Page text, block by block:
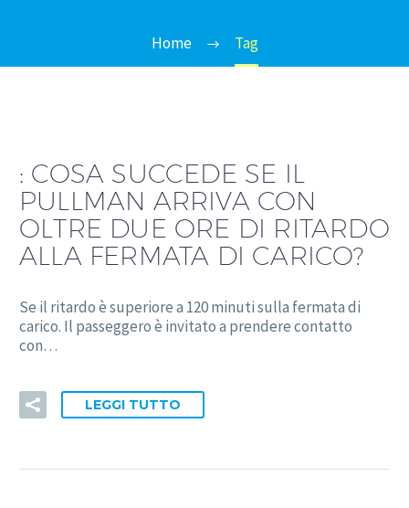
Home Tag
: COSA SUCCEDE SE IL
PULLMAN ARRIVA CON
OLTRE DUE ORE DI RITARDO
ALLA FERMATA DI CARICO?
Se il ritardo è superiore a 120 minuti sulla fermata di
carico. Il passeggero è invitato a prendere contatto
con…
LEGGI TUTTO